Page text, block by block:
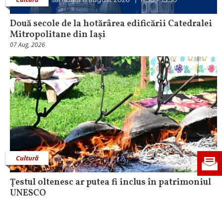
Două secole de la hotărârea edificării Catedralei
Mitropolitane din Iași
07 Aug, 2026
Cultură
Țestul oltenesc ar putea fi inclus în patrimoniul
UNESCO